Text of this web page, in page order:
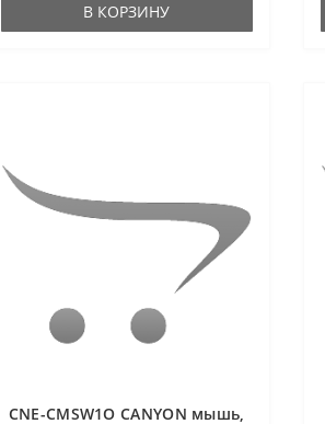
В КОРЗИНУ
CNE-CMSW1O CANYON мышь,